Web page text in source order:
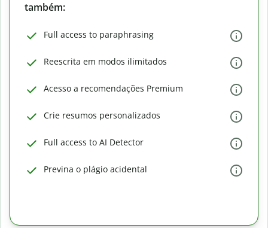
também:
Full access to paraphrasing
Reescrita em modos ilimitados
Acesso a recomendações Premium
Crie resumos personalizados
Full access to AI Detector
Previna o plágio acidental